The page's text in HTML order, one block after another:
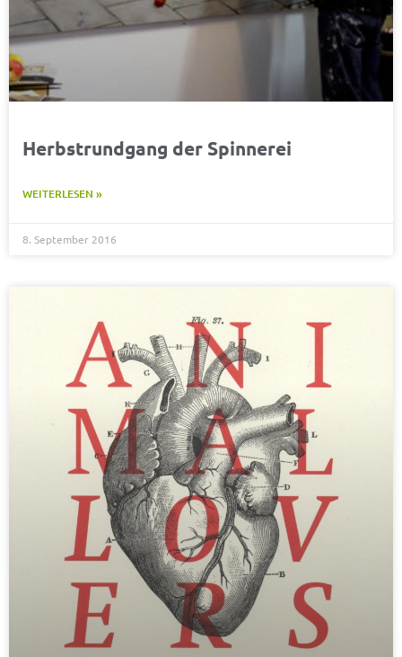
Herbstrundgang der Spinnerei
WEITERLESEN »
8. September 2016